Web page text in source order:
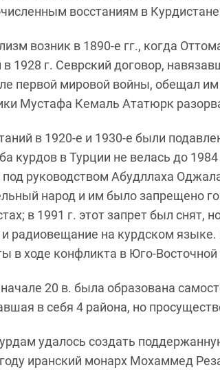
восстаниям в
возник в 1890-е гг., когда
1928 г. Севрский договор,
первой мировой войны, обещал
Мустафа Кемаль Ататюрк
в 1920-е и 1930-е были
курдов в Турции не велась до
под руководством Абудллаха
народ и им было запрещено
в 1991 г. этот запрет был снят,
радиовещание на курдском
в ходе конфликта в Юго-Восточной
20 в. была образована
в себя 4 района, но
удалось создать
иранский монарх Мохаммед